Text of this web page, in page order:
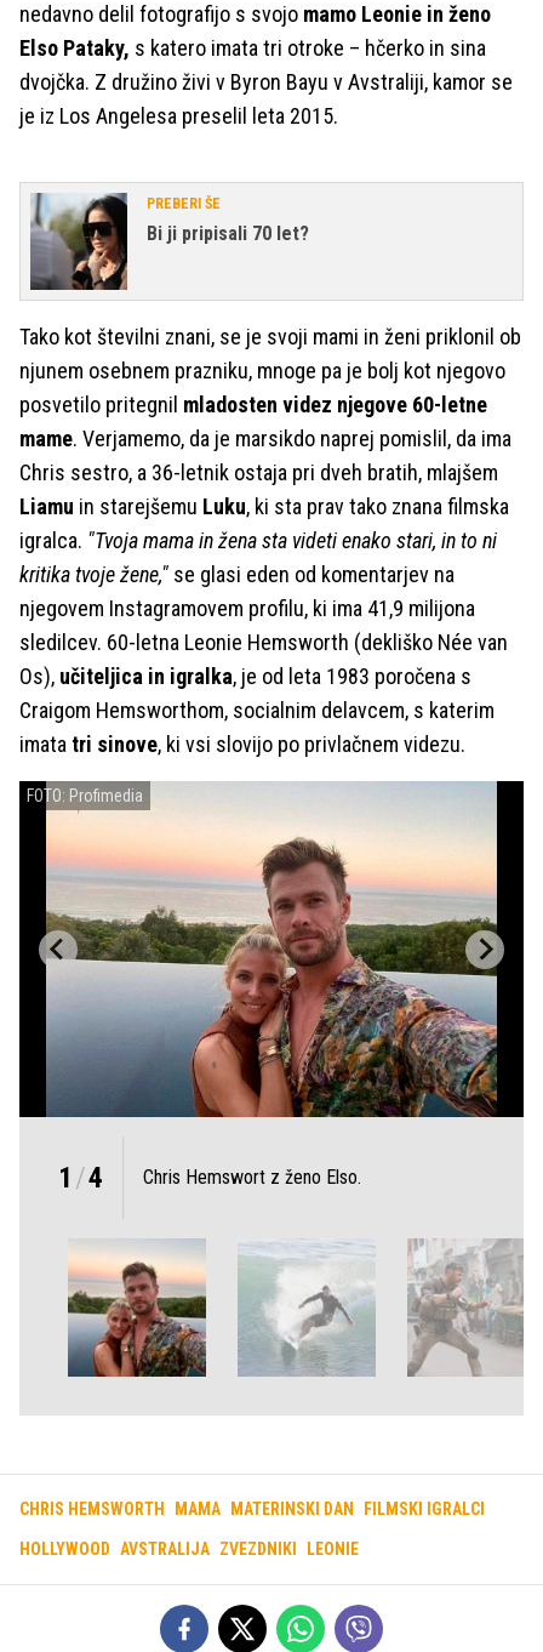
nedavno delil fotografijo s svojo mamo Leonie in ženo
Elso Pataky, s katero imata tri otroke – hčerko in sina
dvojčka. Z družino živi v Byron Bayu v Avstraliji, kamor se
je iz Los Angelesa preselil leta 2015.
PREBERI ŠE
Bi ji pripisali 70 let?
Tako kot številni znani, se je svoji mami in ženi priklonil ob
njunem osebnem prazniku, mnoge pa je bolj kot njegovo
posvetilo pritegnil mladosten videz njegove 60-letne
mame. Verjamemo, da je marsikdo naprej pomislil, da ima
Chris sestro, a 36-letnik ostaja pri dveh bratih, mlajšem
Liamu in starejšemu Luku, ki sta prav tako znana filmska
igralca. "Tvoja mama in žena sta videti enako stari, in to ni
kritika tvoje žene," se glasi eden od komentarjev na
njegovem Instagramovem profilu, ki ima 41,9 milijona
sledilcev. 60-letna Leonie Hemsworth (dekliško Née van
Os), učiteljica in igralka, je od leta 1983 poročena s
Craigom Hemsworthom, socialnim delavcem, s katerim
imata tri sinove, ki vsi slovijo po privlačnem videzu.
FOTO: Profimedia
1 /4 Chris Hemswort z ženo Elso.
CHRIS HEMSWORTH MAMA MATERINSKI DAN FILMSKI IGRALCI
HOLLYWOOD AVSTRALIJA ZVEZDNIKI LEONIE